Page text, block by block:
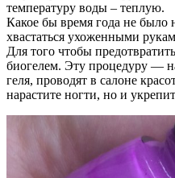
температуру воды – теплую.
Какое бы время года не было
хвастаться ухоженными
Для того чтобы
биогелем. Эту процедуру —
геля, проводят в салоне
нарастите ногти, но и